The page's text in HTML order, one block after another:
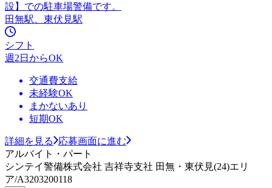
設】での駐車場警備です。
田無駅、東伏見駅
シフト
週2日からOK
交通費支給
未経験OK
まかないあり
短期OK
詳細を見る
応募画面に進む
アルバイト・パート
シンテイ警備株式会社 吉祥寺支社 田無・東伏見(24)エリ
ア/A3203200118